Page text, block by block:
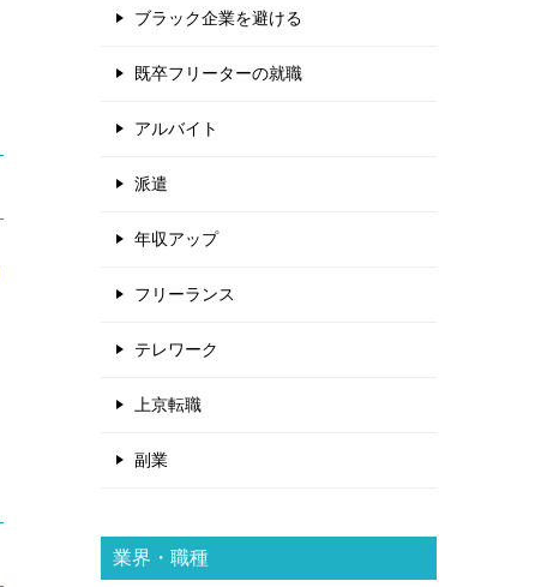
ブラック企業を避ける
既卒フリーターの就職
アルバイト
派遣
年収アップ
フリーランス
テレワーク
上京転職
副業
業界・職種